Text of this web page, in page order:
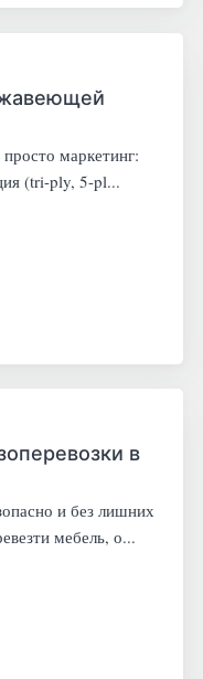
маркетинг:
(tri-ply, 5-pl...
в
и без лишних
мебель, о...